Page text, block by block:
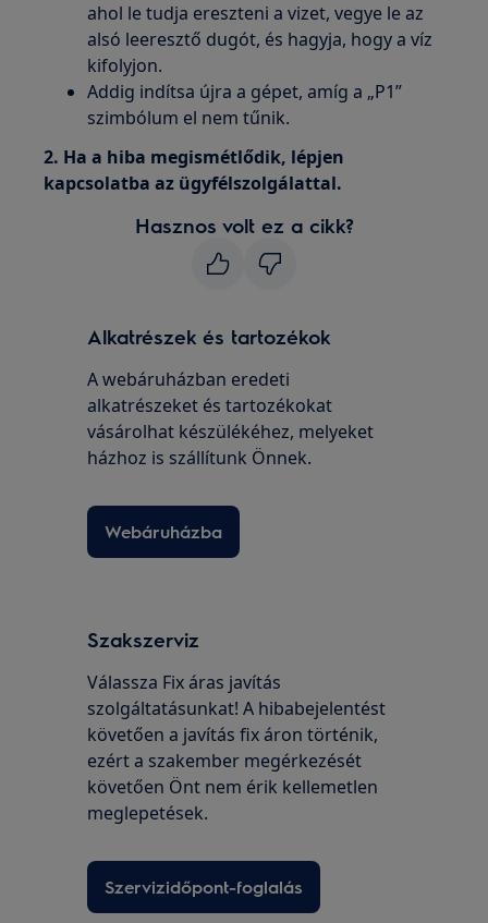
ahol le tudja ereszteni a vizet, vegye le az
alsó leeresztő dugót, és hagyja, hogy a víz
kifolyjon.
Addig indítsa újra a gépet, amíg a „P1”
szimbólum el nem tűnik.
2. Ha a hiba megismétlődik, lépjen
kapcsolatba az ügyfélszolgálattal.
Hasznos volt ez a cikk?
Alkatrészek és tartozékok
A webáruházban eredeti
alkatrészeket és tartozékokat
vásárolhat készülékéhez, melyeket
házhoz is szállítunk Önnek.
Webáruházba
Szakszerviz
Válassza Fix áras javítás
szolgáltatásunkat! A hibabejelentést
követően a javítás fix áron történik,
ezért a szakember megérkezését
követően Önt nem érik kellemetlen
meglepetések.
Szervizidőpont-foglalás